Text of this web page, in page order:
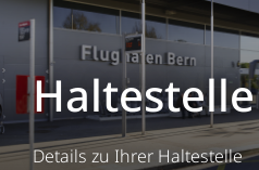
Haltestelle
Details zu Ihrer Haltestelle